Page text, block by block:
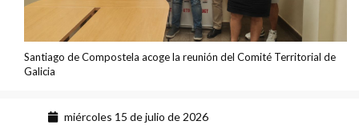
Santiago de Compostela acoge la reunión del Comité Territorial de
Galicia
miércoles 15 de julio de 2026